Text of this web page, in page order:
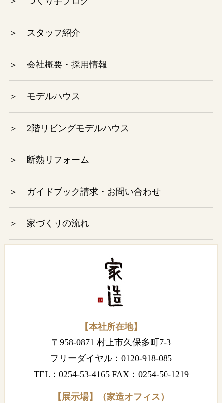
2023年3月
2023年2月
2022年12月
2022年10月
2022年5月
＞ スタッフ紹介
＞ 会社概要・採用情報
＞ モデルハウス
＞ 2階リビングモデルハウス
＞ 断熱リフォーム
＞ ガイドブック請求・お問い合わせ
＞ 家づくりの流れ
【本社所在地】
〒958-0871 村上市久保多町7-3
フリーダイヤル： 0120-918-085
TEL： 0254-53-4165FAX：0254-50-1219
【展示場】（家造オフィス）